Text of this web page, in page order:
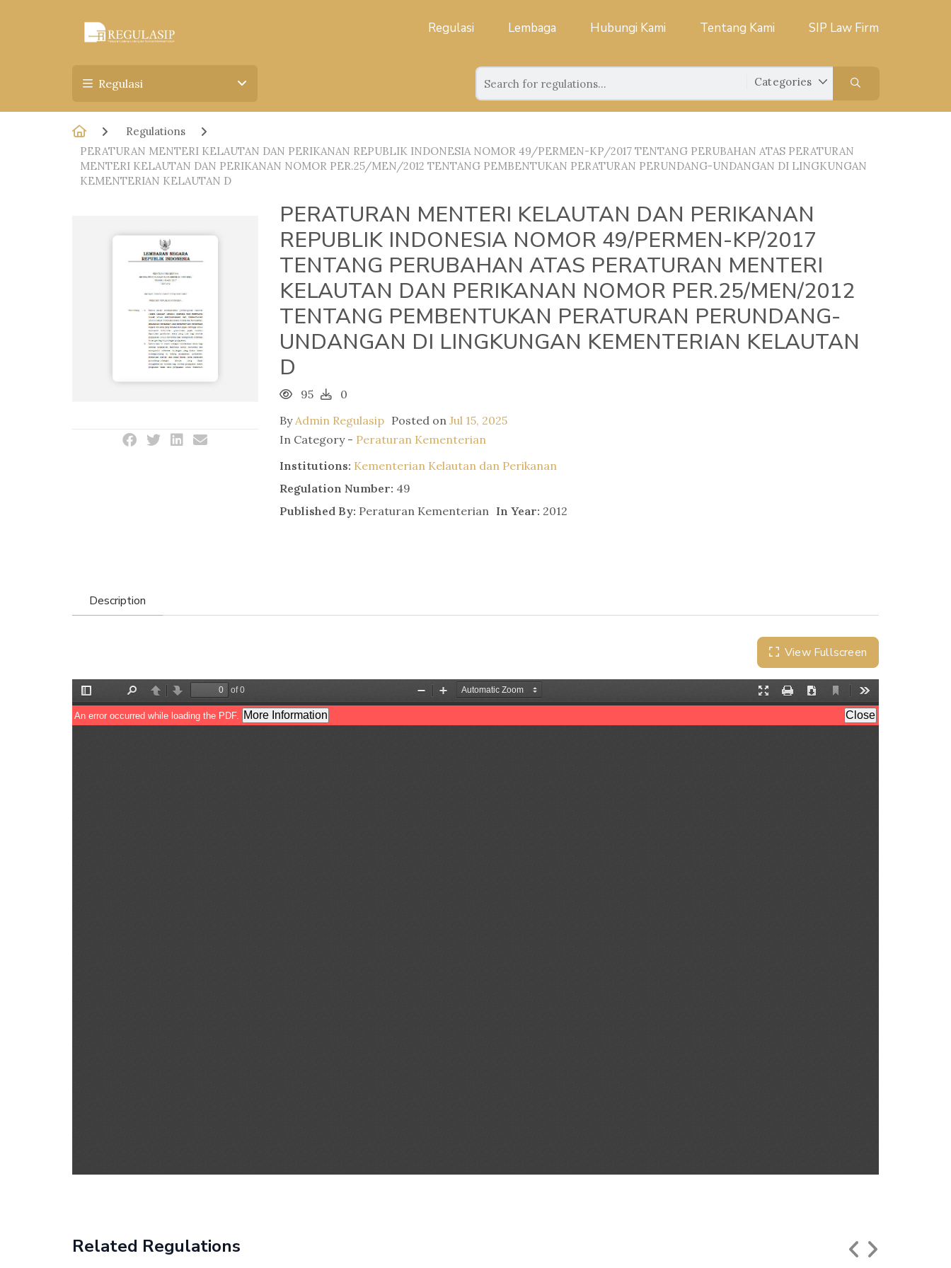
Regulasi Lembaga Hubungi Kami Tentang Kami SIP Law Firm
Regulasi
Regulations
PERATURAN MENTERI KELAUTAN DAN PERIKANAN REPUBLIK INDONESIA NOMOR 49/PERMEN-KP/2017 TENTANG PERUBAHAN ATAS PERATURAN
MENTERI KELAUTAN DAN PERIKANAN NOMOR PER.25/MEN/2012 TENTANG PEMBENTUKAN PERATURAN PERUNDANG-UNDANGAN DI LINGKUNGAN
KEMENTERIAN KELAUTAN D
PERATURAN MENTERI KELAUTAN DAN PERIKANAN
REPUBLIK INDONESIA NOMOR 49/PERMEN-KP/2017
TENTANG PERUBAHAN ATAS PERATURAN MENTERI
KELAUTAN DAN PERIKANAN NOMOR PER.25/MEN/2012
TENTANG PEMBENTUKAN PERATURAN PERUNDANG-
UNDANGAN DI LINGKUNGAN KEMENTERIAN KELAUTAN
D
95
0
ByAdmin Regulasip Posted on Jul 15, 2025
In Category - Peraturan Kementerian
Institutions: Kementerian Kelautan dan Perikanan
Regulation Number: 49
Published By: Peraturan Kementerian In Year: 2012
Description
View Fullscreen
Related Regulations